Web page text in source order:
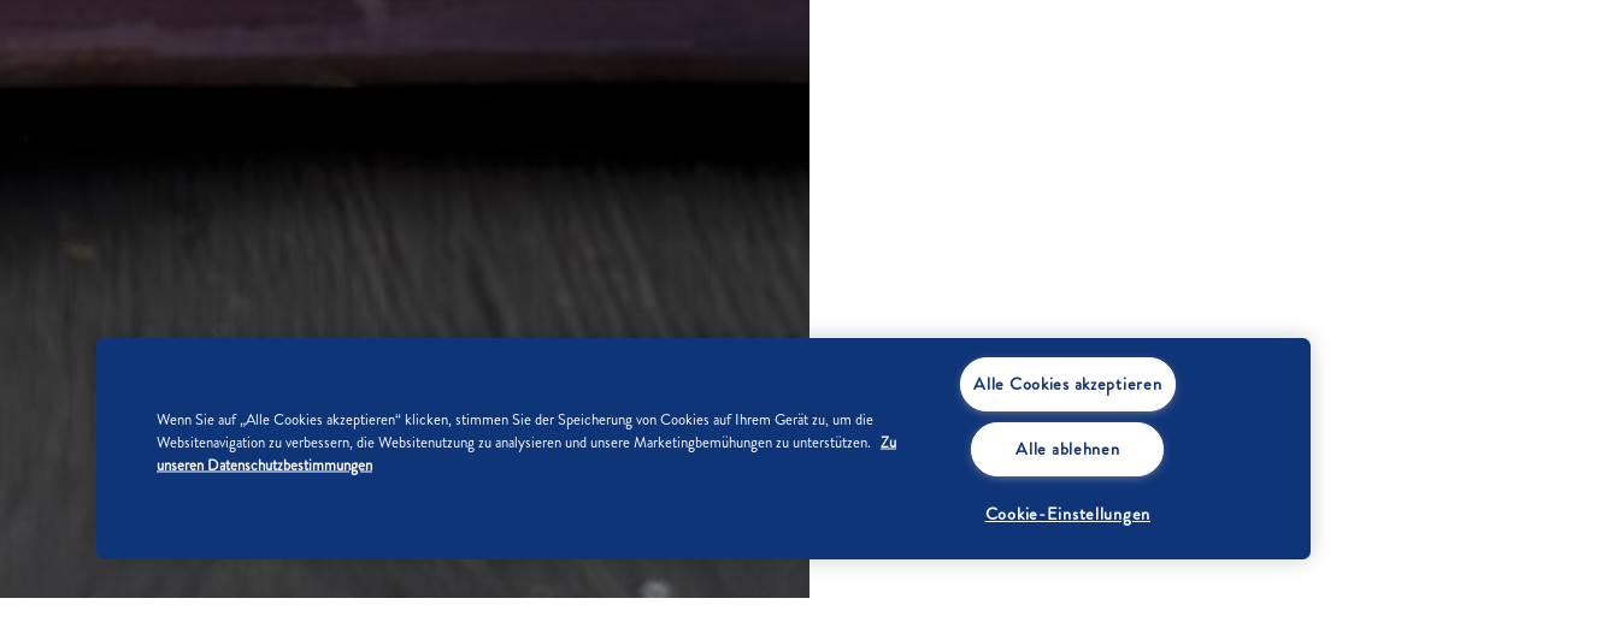
Wenn Sie auf „Alle Cookies akzeptieren“ klicken, stimmen Sie der Speicherung von Cookies auf Ihrem Gerät zu, um die
Websitenavigation zu verbessern, die Websitenutzung zu analysieren und unsere Marketingbemühungen zu unterstützen. Zu
unseren Datenschutzbestimmungen
Alle Cookies akzeptieren
Alle ablehnen
Cookie-Einstellungen